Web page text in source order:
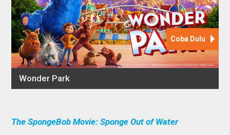
The SpongeBob Movie: Sponge Out of Water